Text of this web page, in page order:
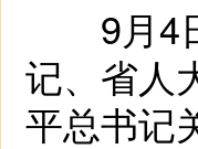
9月4日
记、省人
平总书记